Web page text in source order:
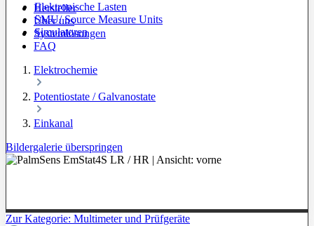
Elektronische Lasten
SMU/ Source Measure Units
Simulatoren
Zur Kategorie: Multimeter und Prüfgeräte
Hersteller
Über uns
Systemlösungen
FAQ
Elektrochemie
Potentiostate / Galvanostate
Einkanal
Bildergalerie überspringen